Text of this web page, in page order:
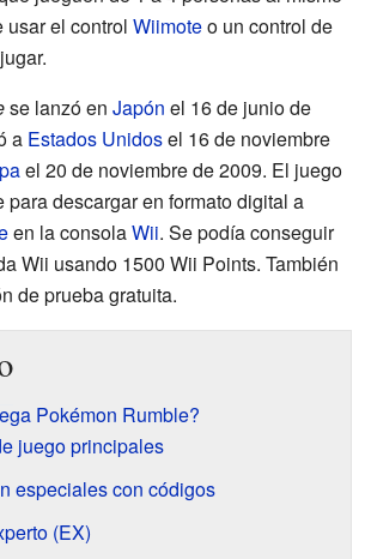
usar el control Wiimoteo un control de
se lanzó en Japón el 16 de junio de
a Estados Unidosel 16 de noviembre
el 20 de noviembre de 2009. El juego
descargar en formato digital a
en la consolaWii. Se podía conseguir
Wii usando 1500 Wii Points. También
de prueba gratuita.
Pokémon Rumble?
juego principales
especiales con códigos
(EX)